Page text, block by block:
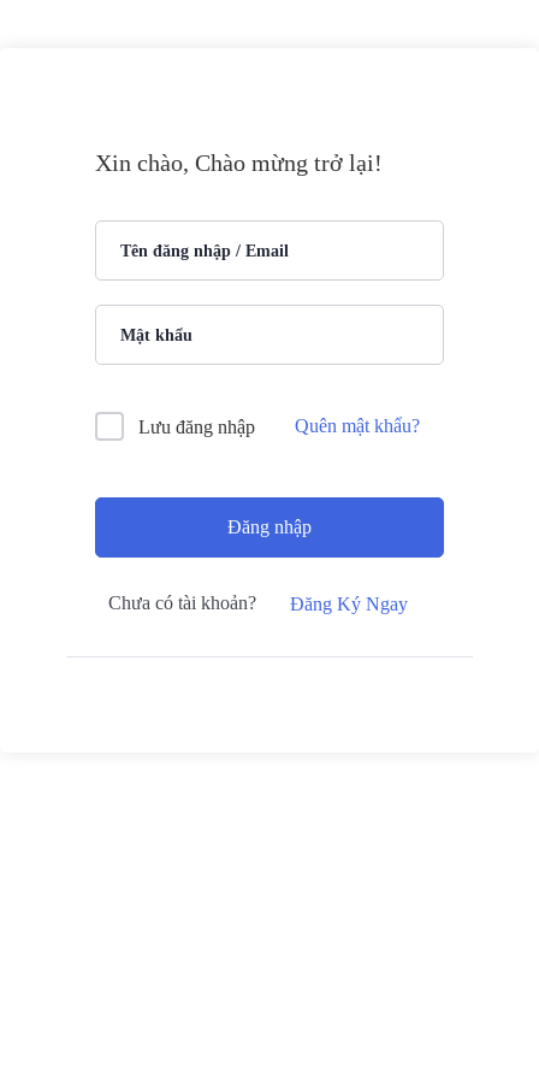
Xin chào, Chào mừng trở lại!
Lưu đăng nhập Quên mật khẩu?
Đăng nhập
Chưa có tài khoản? Đăng Ký Ngay